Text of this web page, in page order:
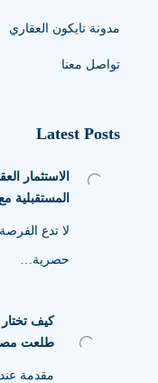
مدونة تايكون العقاري
تواصل معنا
Latest Posts
المستقبلية
لا تدع
حصرية…
كيف تختار
طلعت
مقدمة